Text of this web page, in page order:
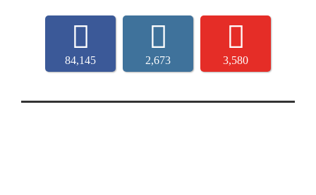
84,145 2,673 3,580